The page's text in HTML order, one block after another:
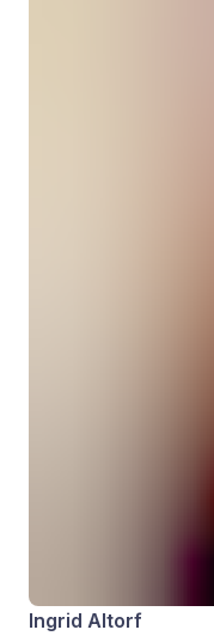
Ingrid Altorf